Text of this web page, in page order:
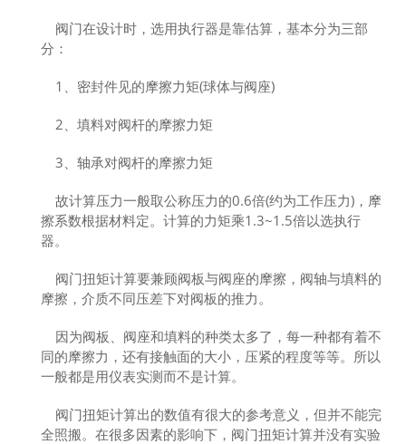
阀门在设计时，选用执行器是靠估算，基本分为三部
分：
1、密封件见的摩擦力矩(球体与阀座)
2、填料对阀杆的摩擦力矩
3、轴承对阀杆的摩擦力矩
故计算压力一般取公称压力的0.6倍(约为工作压力)，摩
擦系数根据材料定。计算的力矩乘1.3~1.5倍以选执行
器。
阀门扭矩计算要兼顾阀板与阀座的摩擦，阀轴与填料的
摩擦，介质不同压差下对阀板的推力。
因为阀板、阀座和填料的种类太多了，每一种都有着不
同的摩擦力，还有接触面的大小，压紧的程度等等。所以
一般都是用仪表实测而不是计算。
阀门扭矩计算出的数值有很大的参考意义，但并不能完
全照搬。在很多因素的影响下，阀门扭矩计算并没有实验